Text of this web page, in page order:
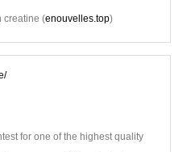
creatine (enouvelles.top)
for one of the highest quality